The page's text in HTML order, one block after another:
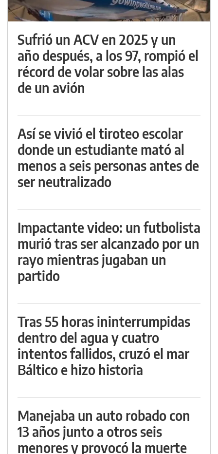
Sufrió un ACV en 2025 y un
año después, a los 97, rompió el
récord de volar sobre las alas
de un avión
Así se vivió el tiroteo escolar
donde un estudiante mató al
menos a seis personas antes de
ser neutralizado
Impactante video: un futbolista
murió tras ser alcanzado por un
rayo mientras jugaban un
partido
Tras 55 horas ininterrumpidas
dentro del agua y cuatro
intentos fallidos, cruzó el mar
Báltico e hizo historia
Manejaba un auto robado con
13 años junto a otros seis
menores y provocó la muerte